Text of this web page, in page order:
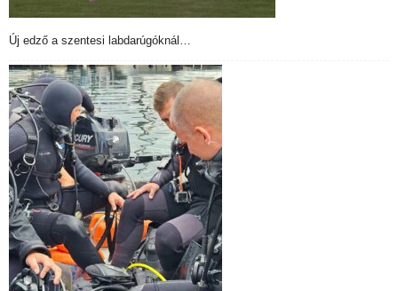
Új edző a szentesi labdarúgóknál…